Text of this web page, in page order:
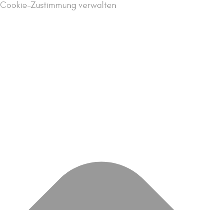
Cookie-Zustimmung verwalten